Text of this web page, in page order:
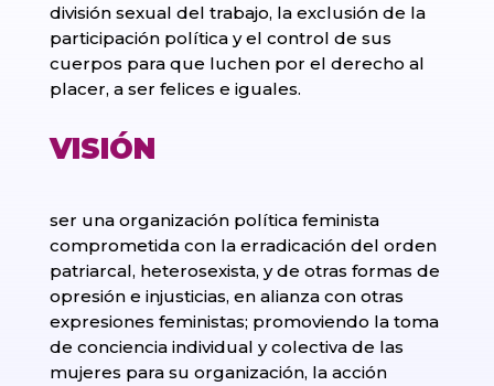
división sexual del trabajo, la exclusión de la
participación política y el control de sus
cuerpos para que luchen por el derecho al
placer, a ser felices e iguales.
VISIÓN
ser una organización política feminista
comprometida con la erradicación del orden
patriarcal, heterosexista, y de otras formas de
opresión e injusticias, en alianza con otras
expresiones feministas; promoviendo la toma
de conciencia individual y colectiva de las
mujeres para su organización, la acción